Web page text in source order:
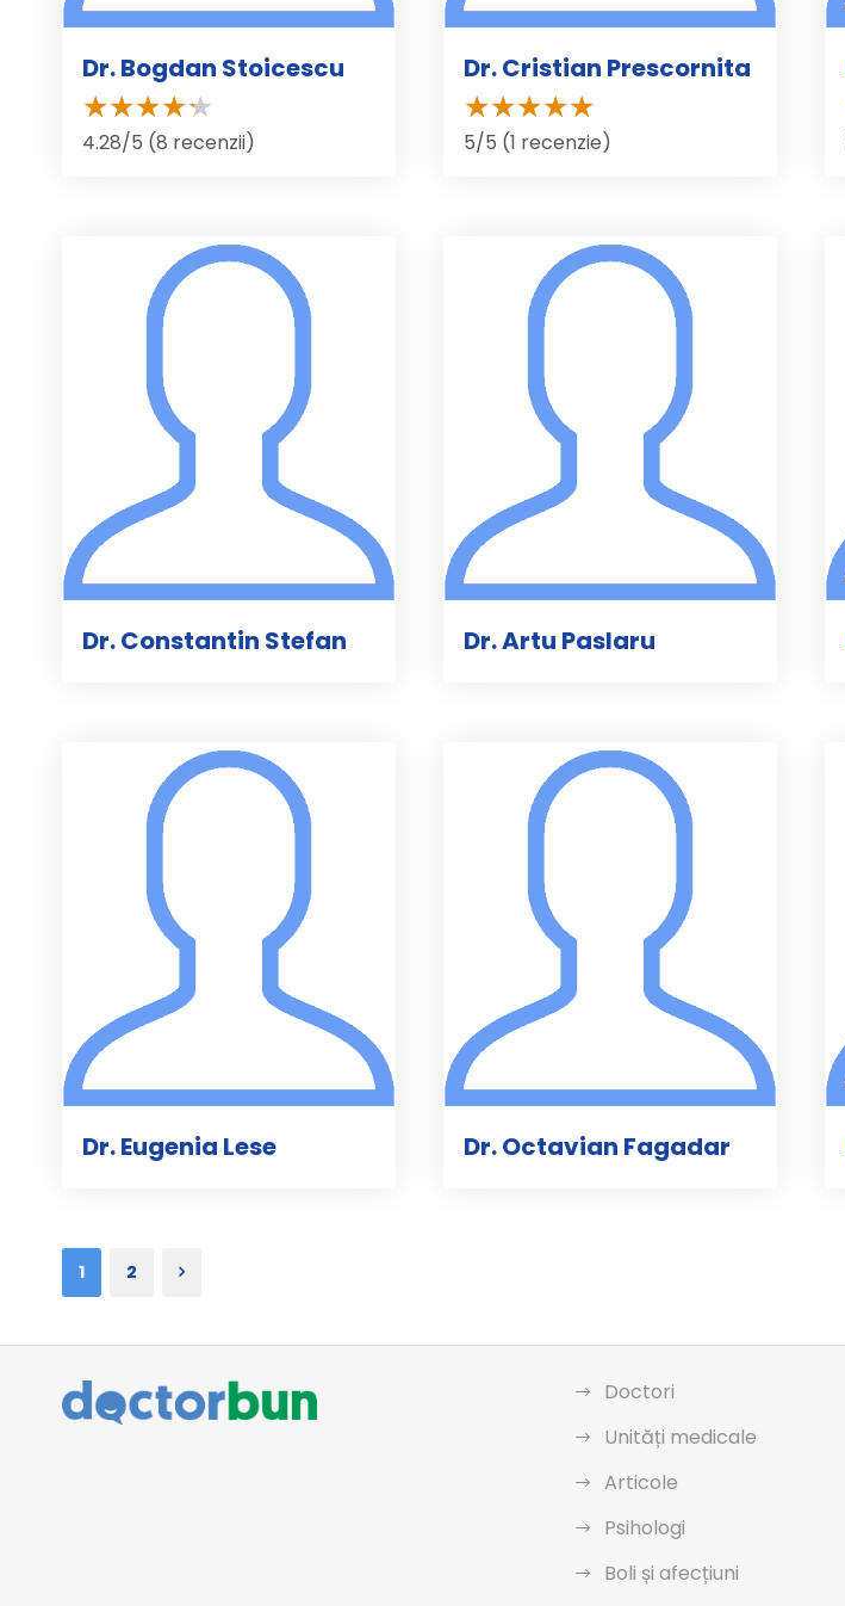
Dr. Bogdan Stoicescu
4.28/5 (8 recenzii)
Dr. Cristian Prescornita
5/5 (1 recenzie)
Dr. Constantin Stefan Dr. Artu Paslaru
Dr. Eugenia Lese Dr. Octavian Fagadar
1 2
Doctori
Unități medicale
Articole
Psihologi
Boli și afecțiuni